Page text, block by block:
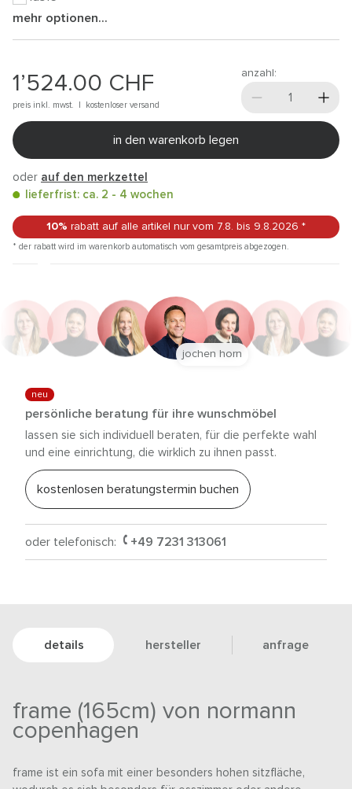
mehr optionen...
1’524.00 CHF
preis inkl. mwst. | kostenloser versand
anzahl:
in den warenkorb legen
oder auf den merkzettel
lieferfrist: ca. 2 - 4 wochen
10% rabatt auf alle artikel nur vom 7.8. bis 9.8.2026 *
* der rabatt wird im warenkorb automatisch vom gesamtpreis abgezogen.
neu
persönliche beratung für ihre wunschmöbel
lassen sie sich individuell beraten, für die perfekte wahl
und eine einrichtung, die wirklich zu ihnen passt.
kostenlosen beratungstermin buchen
oder telefonisch: +49 7231 313061
jochen horn
details hersteller anfrage
frame (165cm) von normann
copenhagen
frame ist ein sofa mit einer besonders hohen sitzfläche,